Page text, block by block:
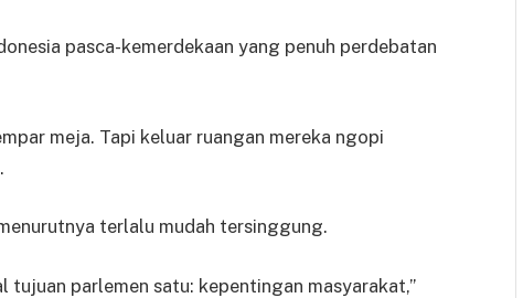
pasca-kemerdekaan yang penuh perdebatan
meja. Tapi keluar ruangan mereka ngopi
terlalu mudah tersinggung.
tujuan parlemen satu: kepentingan masyarakat,”